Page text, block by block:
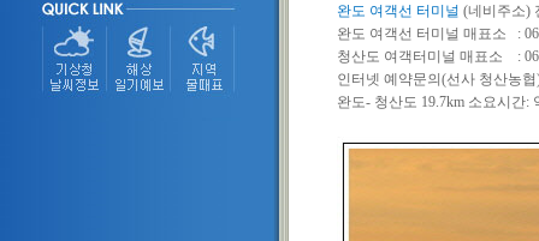
완도 여객선 터미널 (네비주소)
완도 여객선 터미널 매표소 :
청산도 여객터미널 매표소 :
인터넷 예약문의(선사 청산농협
완도- 청산도 19.7km 소요시간: